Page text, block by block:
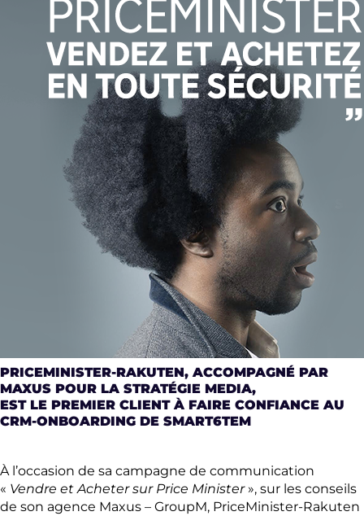
PRICEMINISTER-RAKUTEN, ACCOMPAGNÉ PAR
MAXUS POUR LA STRATÉGIE MEDIA,
EST LE PREMIER CLIENT À FAIRE CONFIANCE AU
CRM-ONBOARDING DE SMART6TEM
À l’occasion de sa campagne de communication
« Vendre et Acheter sur Price Minister», sur les conseils
de son agence Maxus – GroupM, PriceMinister-Rakuten